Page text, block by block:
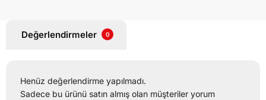
Değerlendirmeler 0
Henüz değerlendirme yapılmadı.
Sadece bu ürünü satın almış olan müşteriler yorum